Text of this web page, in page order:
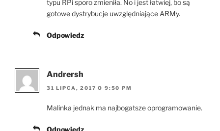
typu RPi sporo zmieniła. No i jest łatwiej, bo są
gotowe dystrybucje uwzględniające ARMy.
Odpowiedz
Andrersh
31 LIPCA, 2017 O 9:50 PM
Malinka jednak ma najbogatsze oprogramowanie.
Odpowiedz